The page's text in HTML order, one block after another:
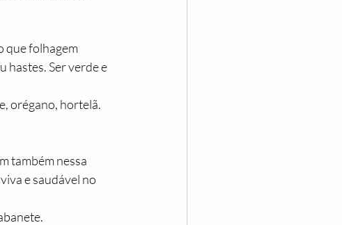
que folhagem
hastes. Ser verde e
orégano, hortelã.
também nessa
e saudável no